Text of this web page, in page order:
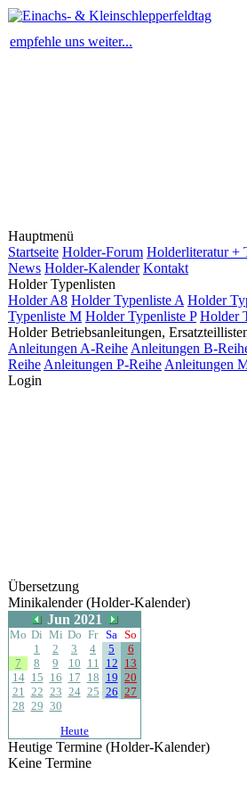
empfehle uns weiter...
Hauptmenü
Startseite Holder-Forum Holderliteratur +
News Holder-Kalender Kontakt
Holder Typenlisten
Holder A8 Holder Typenliste A Holder
Typenliste M Holder Typenliste P Holder
Holder Betriebsanleitungen,
Anleitungen A-Reihe Anleitungen B-
Reihe Anleitungen P-Reihe Anleitungen
Login
Übersetzung
Minikalender (Holder-Kalender)
Jun 2021
Mo Di Mi Do Fr Sa So
1
2 3 4 5
6
7
8 9 10 11 12 13
14 15 16 17 18 19 20
21 22 23 24 25 26 27
28 29 30
Heute
Heutige Termine (Holder-Kalender)
Keine Termine